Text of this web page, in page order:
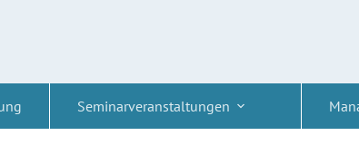
Seminarveranstaltungen